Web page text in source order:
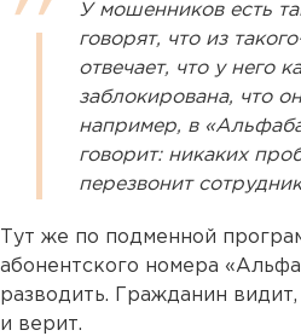
У мошенников есть
говорят, что из
отвечает, что у него
заблокирована, что
например, в
говорит: никаких
перезвонит
Тут же по подменной
абонентского номера
разводить. Гражданин
и верит.